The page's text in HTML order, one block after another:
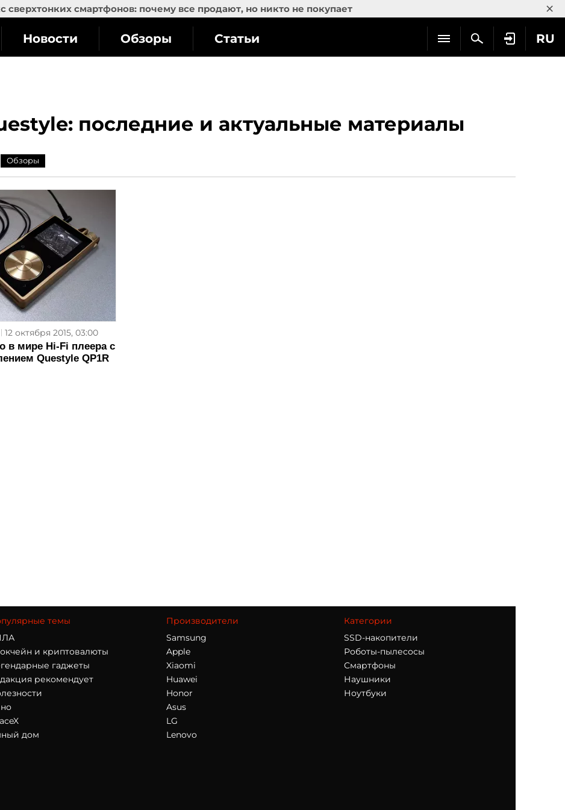
сверхтонких смартфонов: почему все продают, но никто не покупает ×
RU
Новости Обзоры Статьи
последние и актуальные материалы
Обзоры
12 октября 2015, 03:00
в мире Hi-Fi плеера с
Questyle QP1R
темы
и криптовалюты
гаджеты
рекомендует
дом
Производители
Samsung
Apple
Xiaomi
Huawei
Honor
Asus
LG
Lenovo
Категории
SSD-накопители
Роботы-пылесосы
Смартфоны
Наушники
Ноутбуки